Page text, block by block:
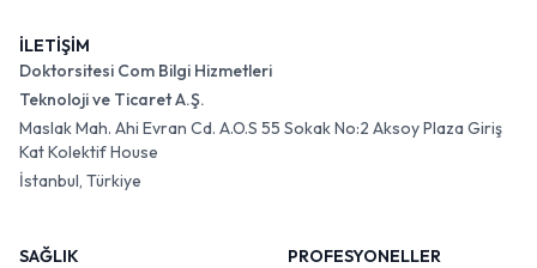
İLETİŞİM
Doktorsitesi Com Bilgi Hizmetleri
Teknoloji ve Ticaret A.Ş.
Maslak Mah. Ahi Evran Cd. A.O.S 55 Sokak No:2 Aksoy Plaza Giriş
Kat Kolektif House
İstanbul, Türkiye
SAĞLIK
PROFESYONELLER